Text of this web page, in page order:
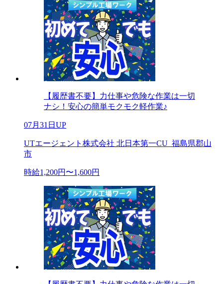
【履歴書不要】力仕事や危険な作業は一切
ナシ！安心の簡単モクモク軽作業♪
07月31日UP
UTエージェント株式会社 北日本第一CU_福島県郡山
市
時給1,200円〜1,600円